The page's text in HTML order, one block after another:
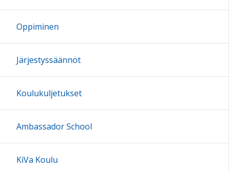
Oppiminen
Järjestyssäännöt
Koulukuljetukset
Ambassador School
KiVa Koulu